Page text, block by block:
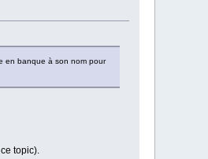
en banque à son nom pour
topic).